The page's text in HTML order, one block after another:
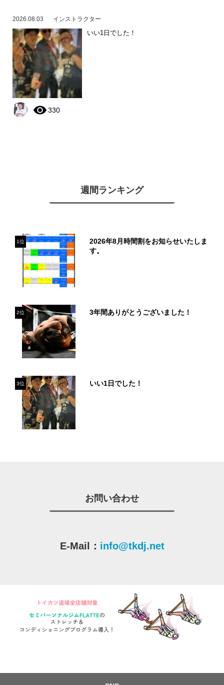
2026.08.03 インストラクター
いい1日でした！
330
週間ランキング
1位
2026年8月時間割をお知らせいたしま
す。
2位 3年間ありがとうございました！
3位 いい1日でした！
お問い合わせ
E-Mail： info@tkdj.net